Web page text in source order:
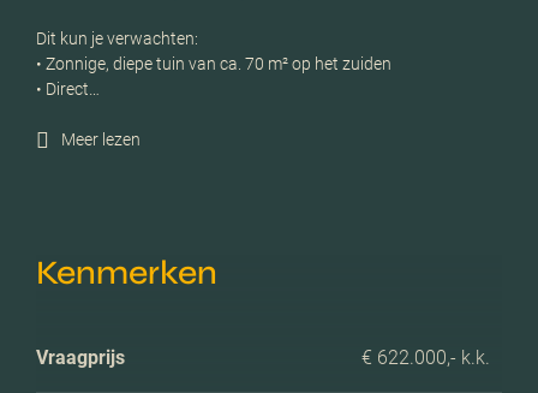
Dit kun je verwachten:
• Zonnige, diepe tuin van ca. 70 m² op het zuiden
• Direct…
Meer lezen
Kenmerken
Vraagprijs € 622.000,- k.k.